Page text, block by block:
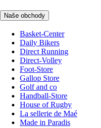
Naše obchody
Basket-Center
Daily Bikers
Direct Running
Direct-Volley
Foot-Store
Gallop Store
Golf and co
Handball-Store
House of Rugby
La sellerie de Maé
Made in Paradis